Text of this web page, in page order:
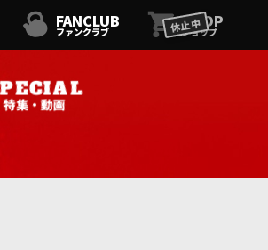
特集・動画
FANCLUB
ファンクラブ
SHOP
ショップ
休止中